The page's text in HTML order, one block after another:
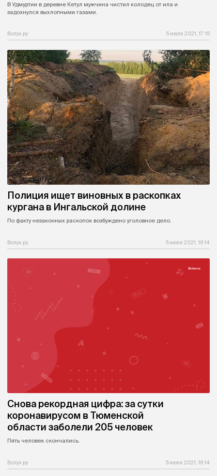
В Удмуртии в деревне Кетул мужчина чистил колодец от ила и
задохнулся выхлопными газами.
Вслух.ру 5 июля 2021, 17:15
Полиция ищет виновных в раскопках
кургана в Ингальской долине
По факту незаконных раскопок возбуждено уголовное дело.
Вслух.ру 5 июля 2021, 16:14
Снова рекордная цифра: за сутки
коронавирусом в Тюменской
области заболели 205 человек
Пять человек скончались.
Вслух.ру 5 июля 2021, 16:14